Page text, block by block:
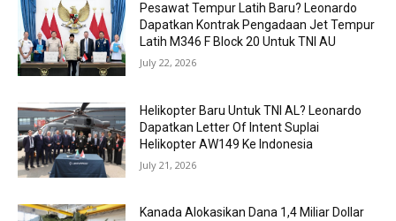
Pesawat Tempur Latih Baru? Leonardo
Dapatkan Kontrak Pengadaan Jet Tempur
Latih M346 F Block 20 Untuk TNI AU
July 22, 2026
Helikopter Baru Untuk TNI AL? Leonardo
Dapatkan Letter Of Intent Suplai
Helikopter AW149 Ke Indonesia
July 21, 2026
Kanada Alokasikan Dana 1,4 Miliar Dollar